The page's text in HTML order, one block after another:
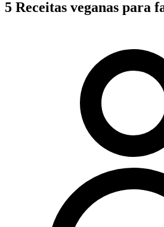
5 Receitas veganas para